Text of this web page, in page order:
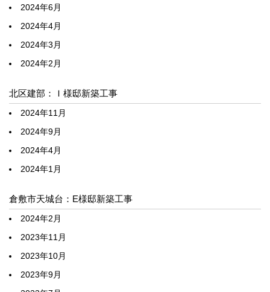
2024年6月
2024年4月
2024年3月
2024年2月
北区建部：Ｉ様邸新築工事
2024年11月
2024年9月
2024年4月
2024年1月
倉敷市天城台：E様邸新築工事
2024年2月
2023年11月
2023年10月
2023年9月